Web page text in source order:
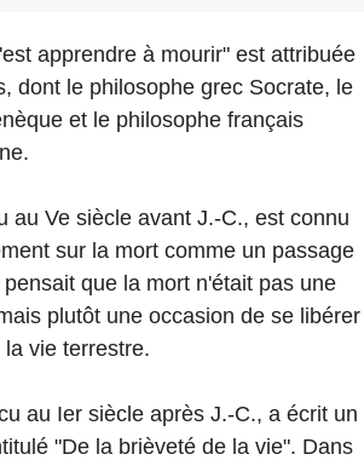
apprendre à mourir" est attribuée
dont le philosophe grec Socrate, le
et le philosophe français
au Ve siècle avant J.-C., est connu
sur la mort comme un passage
que la mort n'était pas une
plutôt une occasion de se libérer
vie terrestre.
au Ier siècle après J.-C., a écrit un
"De la brièveté de la vie". Dans